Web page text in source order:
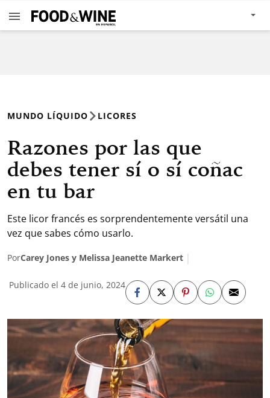
MUNDO LÍQUIDO LICORES
Razones por las que
debes tener sí o sí coñac
en tu bar
Este licor francés es sorprendentemente versátil una
vez que sabes cómo usarlo.
PorCarey Jones y Melissa Jeanette Markert
Publicado el 4 de junio, 2024